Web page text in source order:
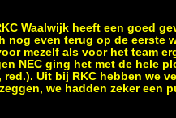
Waalwijk heeft een goed
nog even terug op de eerste
mezelf als voor het team
NEC ging het met de hele
Uit bij RKC hebben we
we hadden zeker een